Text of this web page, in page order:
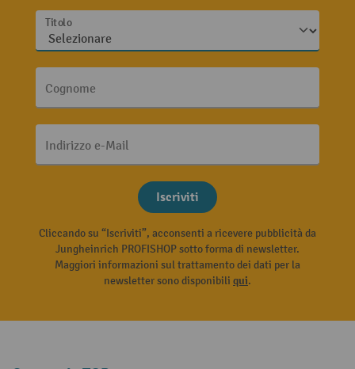
Titolo
Cognome
Indirizzo e-Mail
Iscriviti
Cliccando su “Iscriviti”, acconsenti a ricevere pubblicità da
Jungheinrich PROFISHOP sotto forma di newsletter.
Maggiori informazioni sul trattamento dei dati per la
newsletter sono disponibili qui.